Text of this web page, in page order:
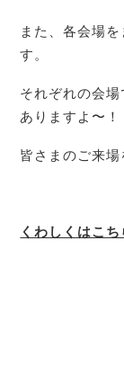
また、各会場
す。
それぞれの会
ありますよ〜！
皆さまのご来場
くわしくはこち